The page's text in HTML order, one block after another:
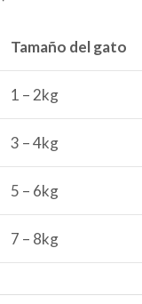
Tamaño del gato
1 – 2kg
3 – 4kg
5 – 6kg
7 – 8kg